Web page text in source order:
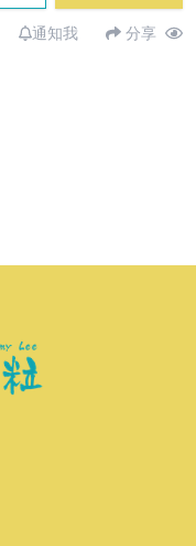
通知我 分享